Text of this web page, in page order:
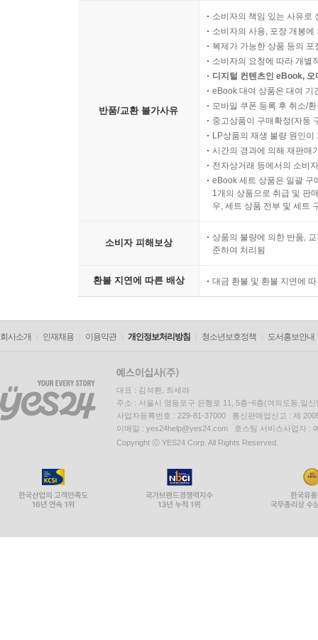
반품/교환 불가사유
소비자의 책임 있는 사유로
소비자의 사용, 포장 개봉
복제가 가능한 상품 등의
소비자의 요청에 따라 개별
디지털 컨텐츠인 eBook,
eBook 대여 상품은 대여 기
모바일 쿠폰 등록 후 취소/
중고상품이 구매확정(자동
LP상품의 재생 불량 원인
시간의 경과에 의해 재판매
전자상거래 등에서의 소비
eBook 세트 상품은 일괄 구
1개의 상품으로 취급 및 판
우, 세트 상품 전부 및 세트
소비자 피해보상
상품의 불량에 의한 반품,
준하여 처리됨
환불 지연에 따른 배상 대금 환불 및 환불 지연에
회사소개 인재채용 이용약관 개인정보처리방침 청소년보호정책 도서홍보안내
대표 : 김석환, 최세라
주소 : 서울시 영등포구 은행로 11, 5층~6층(여의도동,일신
사업자등록번호 : 229-81-37000 통신판매업신고 : 제
이메일 : yes24help@yes24.com 호스팅 서비스사업자 :
Copyright ⓒ YES24 Corp. All Rights Reserved.